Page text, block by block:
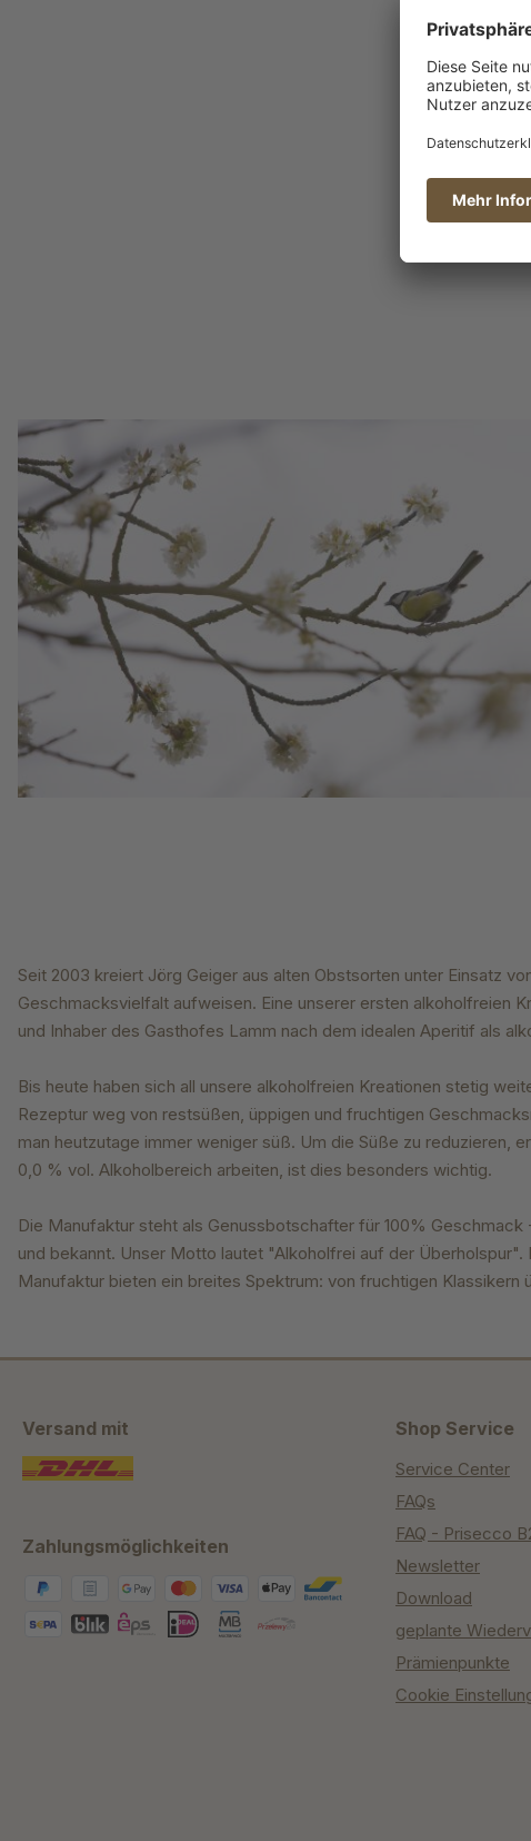
Seit 2003 kreiert Jörg Geiger aus alten Obstsorten unter Einsatz
Geschmacksvielfalt aufweisen. Eine unserer ersten alkoholfreien
und Inhaber des Gasthofes Lamm nach dem idealen Aperitif als
Bis heute haben sich all unsere alkoholfreien Kreationen stetig
Rezeptur weg von restsüßen, üppigen und fruchtigen
man heutzutage immer weniger süß. Um die Süße zu reduzieren,
0,0 % vol. Alkoholbereich arbeiten, ist dies besonders wichtig.
Die Manufaktur steht als Genussbotschafter für 100%
und bekannt. Unser Motto lautet "Alkoholfrei auf der
Manufaktur bieten ein breites Spektrum: von fruchtigen
Versand mit
Zahlungsmöglichkeiten
Shop Service
Service Center
FAQs
FAQ - Prisecco
Newsletter
Download
geplante
Prämienpunkte
Cookie